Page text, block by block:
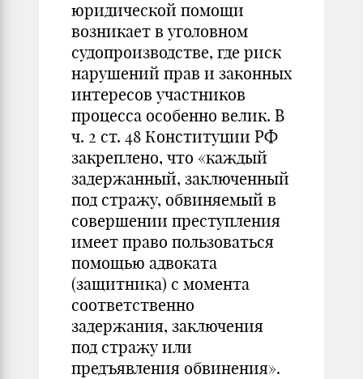
юридической помощи
возникает в уголовном
судопроизводстве, где риск
нарушений прав и законных
интересов участников
процесса особенно велик. В
ч. 2 ст. 48 Конституции РФ
закреплено, что «каждый
задержанный, заключенный
под стражу, обвиняемый в
совершении преступления
имеет право пользоваться
помощью адвоката
(защитника) с момента
соответственно
задержания, заключения
под стражу или
предъявления обвинения».